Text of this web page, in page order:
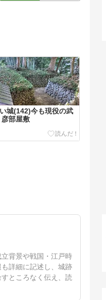
城(142)今も現役の武
彦部屋敷
背景や戦国・江戸時
詳細に記述し、城跡
ところなく伝え、読